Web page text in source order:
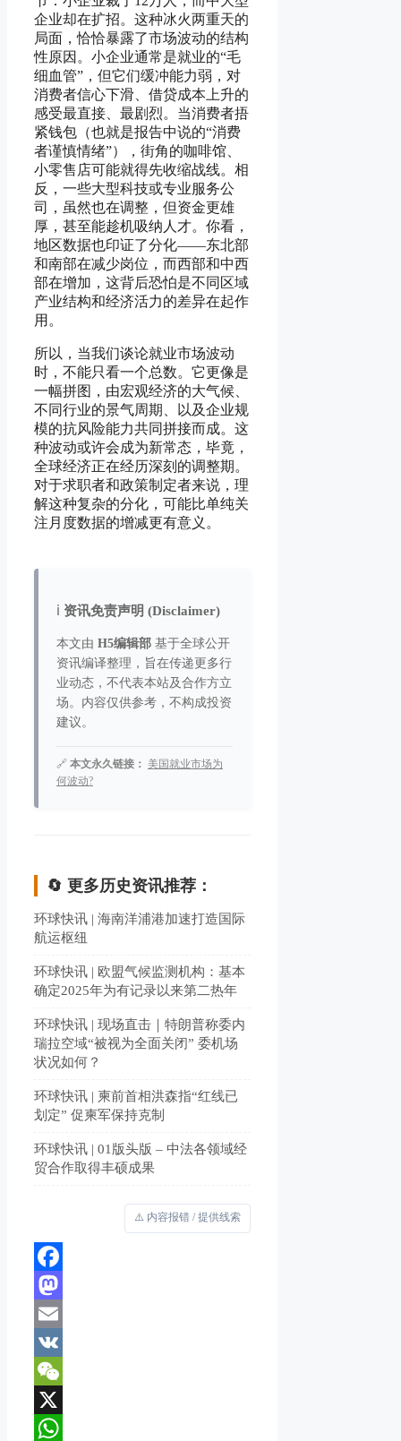
企业却在扩招。这种冰火两重天的
局面，恰恰暴露了市场波动的结构
性原因。小企业通常是就业的“毛
细血管”，但它们缓冲能力弱，对
消费者信心下滑、借贷成本上升的
感受最直接、最剧烈。当消费者捂
紧钱包（也就是报告中说的“消费
者谨慎情绪”），街角的咖啡馆、
小零售店可能就得先收缩战线。相
反，一些大型科技或专业服务公
司，虽然也在调整，但资金更雄
厚，甚至能趁机吸纳人才。你看，
地区数据也印证了分化——东北部
和南部在减少岗位，而西部和中西
部在增加，这背后恐怕是不同区域
产业结构和经济活力的差异在起作
用。
所以，当我们谈论就业市场波动
时，不能只看一个总数。它更像是
一幅拼图，由宏观经济的大气候、
不同行业的景气周期、以及企业规
模的抗风险能力共同拼接而成。这
种波动或许会成为新常态，毕竟，
全球经济正在经历深刻的调整期。
对于求职者和政策制定者来说，理
解这种复杂的分化，可能比单纯关
注月度数据的增减更有意义。
ℹ️ 资讯免责声明 (Disclaimer)
本文由 H5编辑部 基于全球公开
资讯编译整理，旨在传递更多行
业动态，不代表本站及合作方立
场。内容仅供参考，不构成投资
建议。
🔗 本文永久链接：
美国就业市场为
何波动?
🔄 更多历史资讯推荐：
环球快讯 | 海南洋浦港加速打造国际
航运枢纽
环球快讯 | 欧盟气候监测机构：基本
确定2025年为有记录以来第二热年
环球快讯 | 现场直击｜特朗普称委内
瑞拉空域“被视为全面关闭” 委机场
状况如何？
环球快讯 | 柬前首相洪森指“红线已
划定” 促柬军保持克制
环球快讯 | 01版头版 – 中法各领域经
贸合作取得丰硕成果
⚠️ 内容报错 / 提供线索
Facebook
Mastodon
Email
VK
WeChat
X